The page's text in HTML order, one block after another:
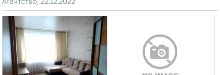
Агентство, 22.12.2022